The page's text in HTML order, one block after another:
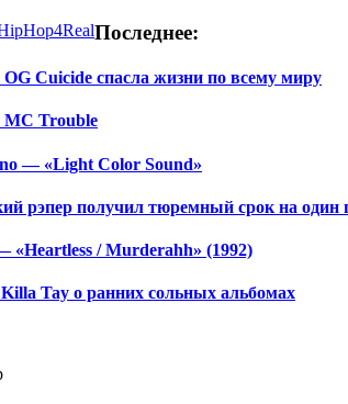
Последнее:
Cuicide спасла жизни по всему миру
MC Trouble
— «Light Color Sound»
рэпер получил тюремный срок на один
«Heartless / Murderahh» (1992)
Tay о ранних сольных альбомах